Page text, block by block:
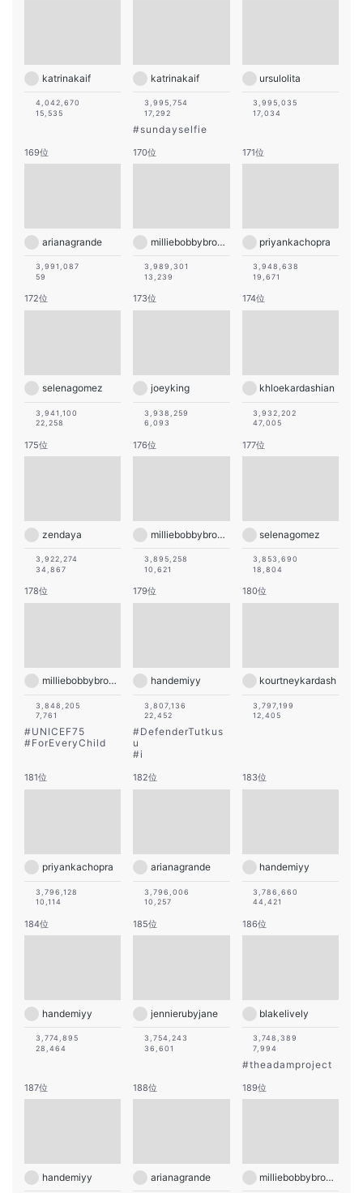
katrinakaif
4,042,670
15,535
katrinakaif
3,995,754
17,292
#sundayselfie
ursulolita
3,995,035
17,034
169位
arianagrande
3,991,087
59
170位
milliebobbybrown
3,989,301
13,239
171位
priyankachopra
3,948,638
19,671
172位
selenagomez
3,941,100
22,258
173位
joeyking
3,938,259
6,093
174位
khloekardashian
3,932,202
47,005
175位
zendaya
3,922,274
34,867
176位
milliebobbybrown
3,895,258
10,621
177位
selenagomez
3,853,690
18,804
178位
milliebobbybrown
3,848,205
7,761
#UNICEF75
#ForEveryChild
179位
handemiyy
3,807,136
22,452
#DefenderTutkus
u
#i
180位
kourtneykardash
3,797,199
12,405
181位
priyankachopra
3,796,128
10,114
182位
arianagrande
3,796,006
10,257
183位
handemiyy
3,786,660
44,421
184位
handemiyy
3,774,895
28,464
185位
jennierubyjane
3,754,243
36,601
186位
blakelively
3,748,389
7,994
#theadamproject
187位
handemiyy
188位
arianagrande
189位
milliebobbybrown